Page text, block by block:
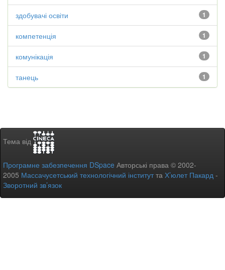
1
здобувачі освіти
1
компетенція
1
комунікація
1
танець
Тема від
Програмне забезпечення DSpace Авторські права © 2002-
2005 Массачусетський технологічний інститутта Х’юлет Пакард -
Зворотний зв’язок